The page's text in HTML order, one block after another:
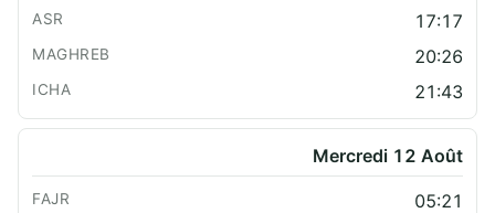
17:17
20:26
21:43
Mercredi 12 Août
05:21